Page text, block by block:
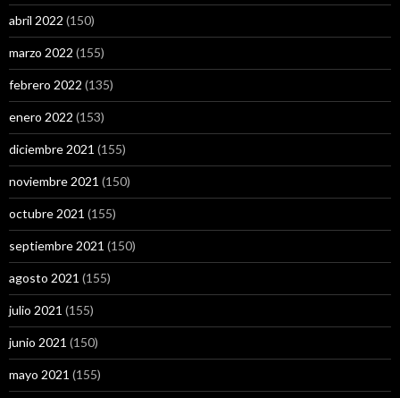
abril 2022 (150)
marzo 2022 (155)
febrero 2022 (135)
enero 2022 (153)
diciembre 2021 (155)
noviembre 2021 (150)
octubre 2021 (155)
septiembre 2021 (150)
agosto 2021 (155)
julio 2021 (155)
junio 2021 (150)
mayo 2021 (155)